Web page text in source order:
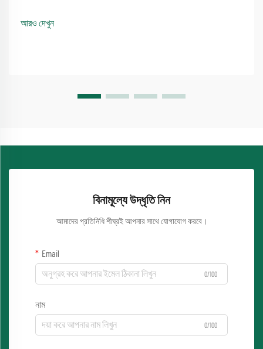
আরও দেখুন
বিনামূল্যে উদ্ধৃতি নিন
আমাদের প্রতিনিধি শীঘ্রই আপনার সাথে যোগাযোগ করবে।
Email
0/100
নাম
0/100